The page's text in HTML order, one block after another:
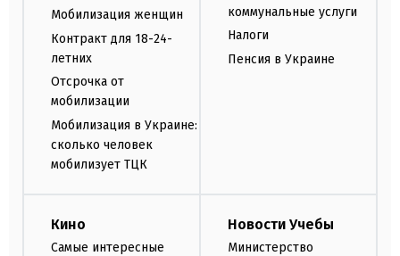
Мобилизация женщин
Контракт для 18-24-
летних
Отсрочка от
мобилизации
Мобилизация в Украине:
сколько человек
мобилизует ТЦК
коммунальные услуги
Налоги
Пенсия в Украине
Кино
Самые интересные
Новости Учебы
Министерство